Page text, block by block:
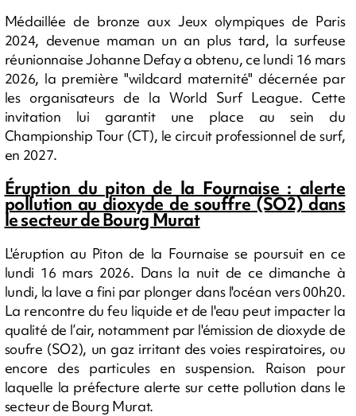
Médaillée de bronze aux Jeux olympiques de Paris
2024, devenue maman un an plus tard, la surfeuse
réunionnaise Johanne Defay a obtenu, ce lundi 16 mars
2026, la première "wildcard maternité" décernée par
les organisateurs de la World Surf League. Cette
invitation lui garantit une place au sein du
Championship Tour (CT), le circuit professionnel de surf,
en 2027.
Éruption du piton de la Fournaise : alerte
pollution au dioxyde de souffre (SO2) dans
le secteur de Bourg Murat
L'éruption au Piton de la Fournaise se poursuit en ce
lundi 16 mars 2026. Dans la nuit de ce dimanche à
lundi, la lave a fini par plonger dans l'océan vers 00h20.
La rencontre du feu liquide et de l'eau peut impacter la
qualité de l’air, notamment par l'émission de dioxyde de
soufre (SO2), un gaz irritant des voies respiratoires, ou
encore des particules en suspension. Raison pour
laquelle la préfecture alerte sur cette pollution dans le
secteur de Bourg Murat.